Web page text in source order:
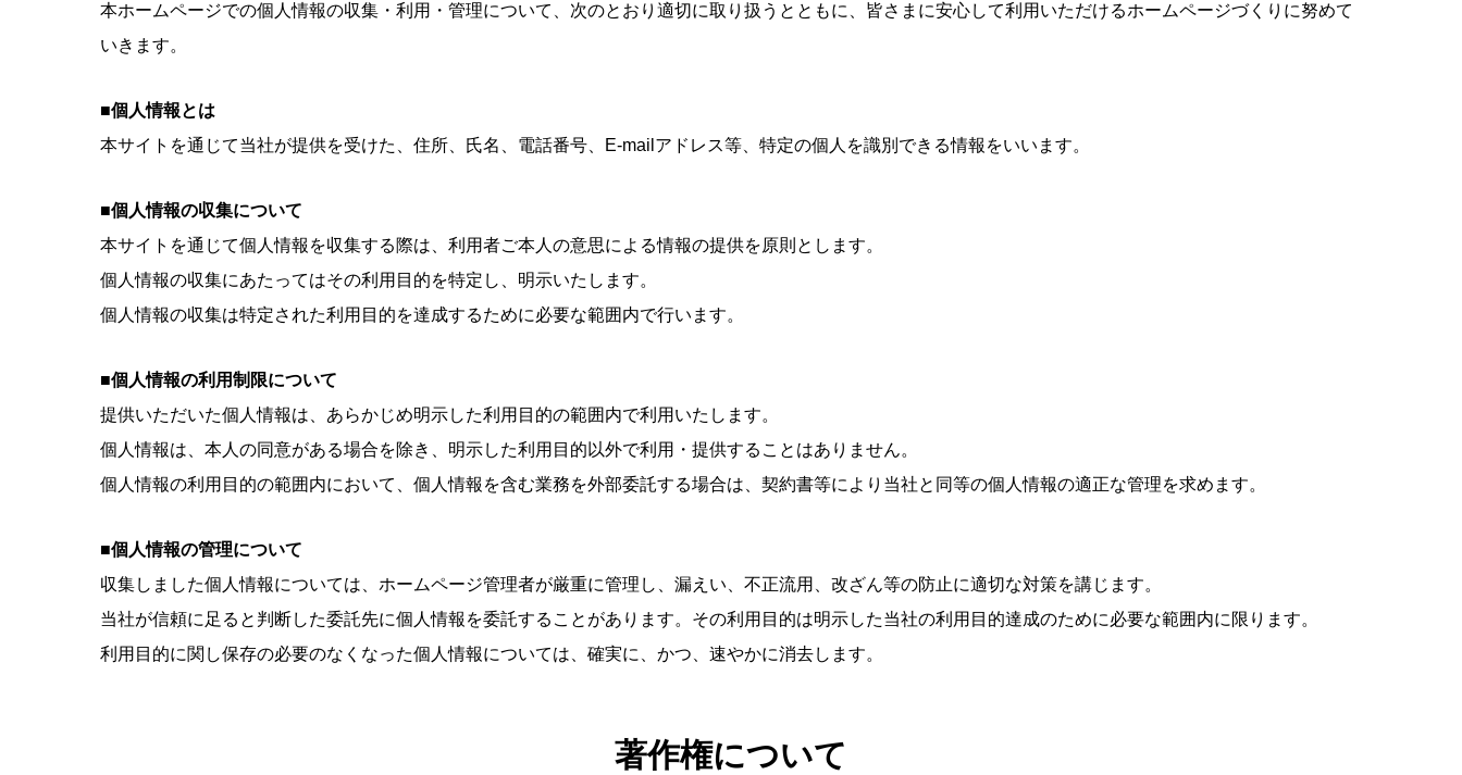
本ホームページでの個人情報の収集・利用・管理について、次のとおり適切に取り扱うとともに、皆さまに安心して利用いただけるホームページづくりに努めて
いきます。
■個人情報とは
本サイトを通じて当社が提供を受けた、住所、氏名、電話番号、E-mailアドレス等、特定の個人を識別できる情報をいいます。
■個人情報の収集について
本サイトを通じて個人情報を収集する際は、利用者ご本人の意思による情報の提供を原則とします。
個人情報の収集にあたってはその利用目的を特定し、明示いたします。
個人情報の収集は特定された利用目的を達成するために必要な範囲内で行います。
■個人情報の利用制限について
提供いただいた個人情報は、あらかじめ明示した利用目的の範囲内で利用いたします。
個人情報は、本人の同意がある場合を除き、明示した利用目的以外で利用・提供することはありません。
個人情報の利用目的の範囲内において、個人情報を含む業務を外部委託する場合は、契約書等により当社と同等の個人情報の適正な管理を求めます。
■個人情報の管理について
収集しました個人情報については、ホームページ管理者が厳重に管理し、漏えい、不正流用、改ざん等の防止に適切な対策を講じます。
当社が信頼に足ると判断した委託先に個人情報を委託することがあります。その利用目的は明示した当社の利用目的達成のために必要な範囲内に限ります。
利用目的に関し保存の必要のなくなった個人情報については、確実に、かつ、速やかに消去します。
著作権について